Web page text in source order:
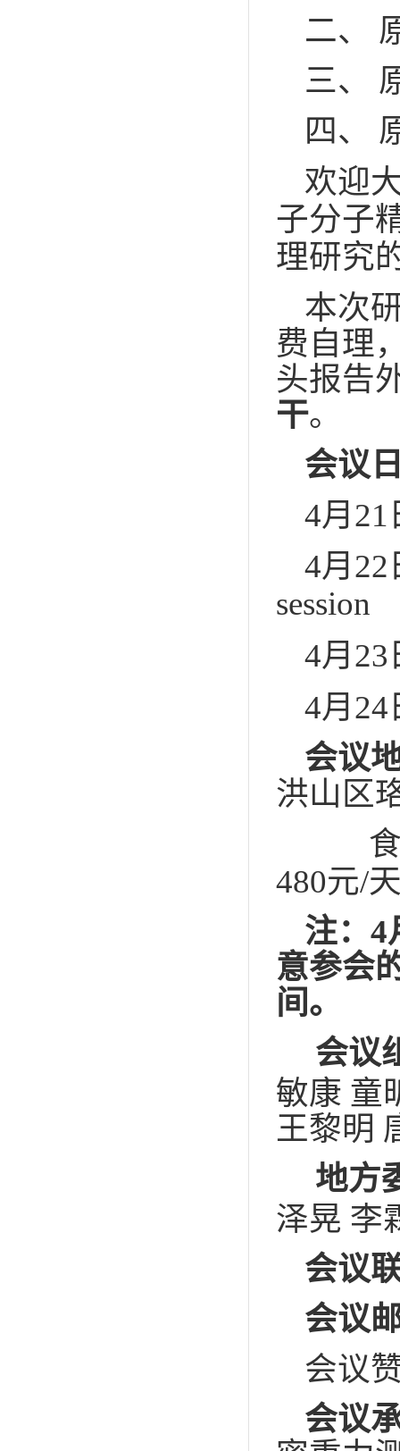
二、
三、
四、
欢迎
子分子
理研究
本次
费自理
头报告
干。
会议
4月
4月22
session
4月
4月
会议
洪山区
480元/
注： 4
意参会
间。
会议
敏康 童
王黎明
地方
泽晃 李
会议
会议
会议
会议